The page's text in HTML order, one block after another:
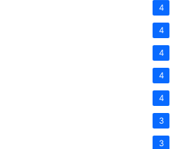
4
4
4
4
4
3
3